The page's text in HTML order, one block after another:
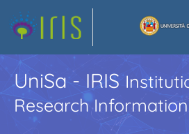
UniSa - IRIS
Research